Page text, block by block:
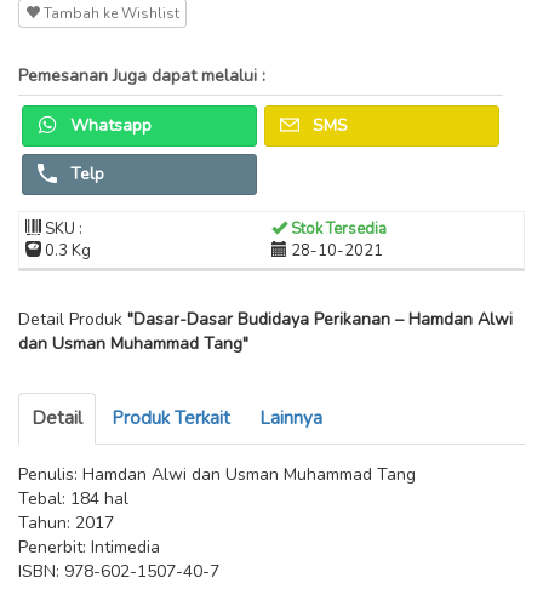
Tambah ke Wishlist
Pemesanan Juga dapat melalui :
Whatsapp SMS
Telp
SKU :
Stok Tersedia
0.3 Kg
28-10-2021
Detail Produk "Dasar-Dasar Budidaya Perikanan – Hamdan Alwi
dan Usman Muhammad Tang"
Detail Produk Terkait Lainnya
Penulis: Hamdan Alwi dan Usman Muhammad Tang
Tebal: 184 hal
Tahun: 2017
Penerbit: Intimedia
ISBN: 978-602-1507-40-7